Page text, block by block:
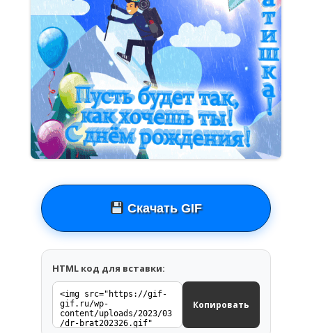
Скачать GIF
HTML код для вставки:
Копировать